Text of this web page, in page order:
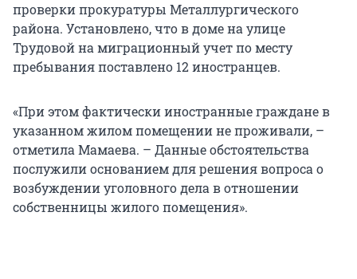
проверки прокуратуры Металлургического
района. Установлено, что в доме на улице
Трудовой на миграционный учет по месту
пребывания поставлено 12 иностранцев.
«При этом фактически иностранные граждане в
указанном жилом помещении не проживали, –
отметила Мамаева. – Данные обстоятельства
послужили основанием для решения вопроса о
возбуждении уголовного дела в отношении
собственницы жилого помещения».